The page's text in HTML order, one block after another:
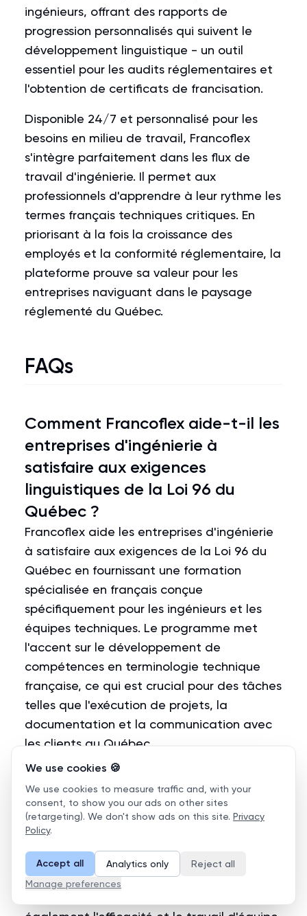
ingénieurs, offrant des rapports de
progression personnalisés qui suivent le
développement linguistique - un outil
essentiel pour les audits réglementaires et
l'obtention de certificats de francisation.
Disponible 24/7 et personnalisé pour les
besoins en milieu de travail, Francoflex
s'intègre parfaitement dans les flux de
travail d'ingénierie. Il permet aux
professionnels d'apprendre à leur rythme les
termes français techniques critiques. En
priorisant à la fois la croissance des
employés et la conformité réglementaire, la
plateforme prouve sa valeur pour les
entreprises naviguant dans le paysage
réglementé du Québec.
FAQs
Comment Francoflex aide-t-il les
entreprises d'ingénierie à
satisfaire aux exigences
linguistiques de la Loi 96 du
Québec ?
Francoflex aide les entreprises d'ingénierie
à satisfaire aux exigences de la Loi 96 du
Québec en fournissant une formation
spécialisée en français conçue
spécifiquement pour les ingénieurs et les
équipes techniques. Le programme met
l'accent sur le développement de
compétences en terminologie technique
française, ce qui est crucial pour des tâches
telles que l'exécution de projets, la
documentation et la communication avec
les clients au Québec.
En utilisant desoutils propulsés par l'IA
d'apprentissage personnalisés, suit la
progression et facilite l'application fluide
des compétences sur le lieu de travail. Cela
aide non seulement les équipes à se
conformer aux réglementations
We use cookies 🍪
We use cookies to measure traffic and, with your
consent, to show you our ads on other sites
(retargeting). We don't show ads on this site. Privacy
Policy.
Accept all Analytics only
Reject all
Manage preferences